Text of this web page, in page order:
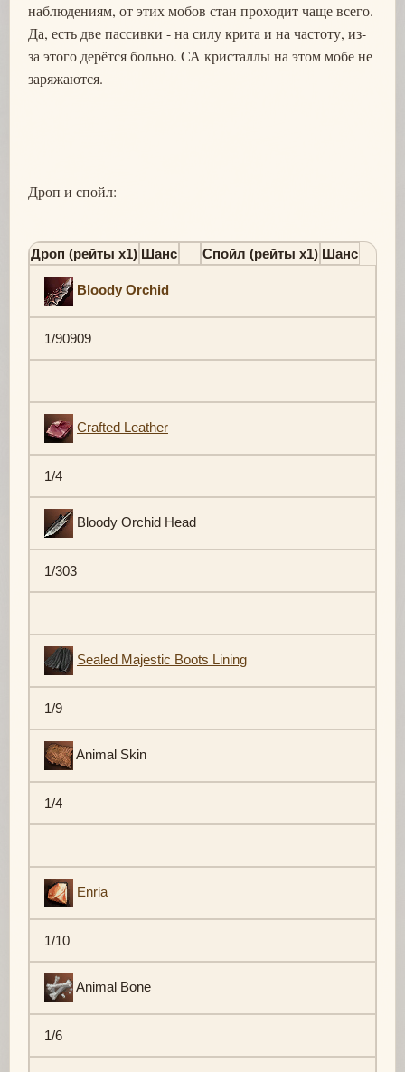
наблюдениям, от этих мобов стан проходит чаще всего.
Да, есть две пассивки - на силу крита и на частоту, из-
за этого дерётся больно. СА кристаллы на этом мобе не
заряжаются.
Дроп и спойл:
Дроп (рейты х1) Шанс Спойл (рейты х1) Шанс
Bloody Orchid
1/90909
Crafted Leather
1/4
Bloody Orchid Head
1/303
Sealed Majestic Boots Lining
1/9
Animal Skin
1/4
Enria
1/10
Animal Bone
1/6